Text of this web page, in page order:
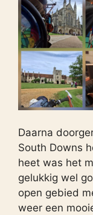
Daarna
South Downs
heet was het
gelukkig wel
open gebied
weer een